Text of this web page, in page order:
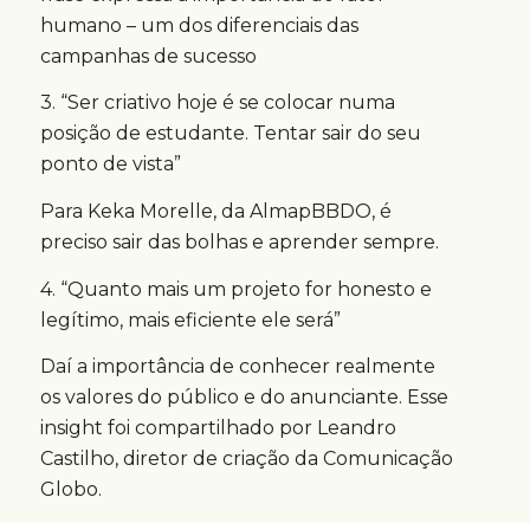
humano – um dos diferenciais das
campanhas de sucesso
3. “Ser criativo hoje é se colocar numa
posição de estudante. Tentar sair do seu
ponto de vista”
Para Keka Morelle, da AlmapBBDO, é
preciso sair das bolhas e aprender sempre.
4. “Quanto mais um projeto for honesto e
legítimo, mais eficiente ele será”
Daí a importância de conhecer realmente
os valores do público e do anunciante. Esse
insight foi compartilhado por Leandro
Castilho, diretor de criação da Comunicação
Globo.